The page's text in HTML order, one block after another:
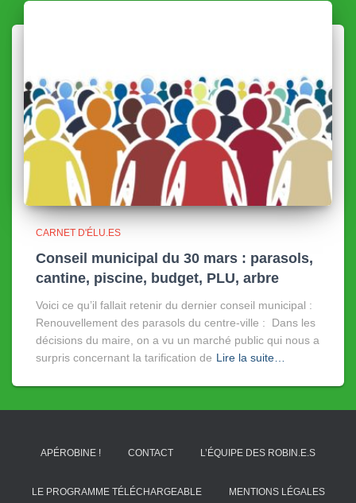
CARNET D'ÉLU.ES
Conseil municipal du 30 mars : parasols,
cantine, piscine, budget, PLU, arbre
Voici ce qu’il fallait retenir du dernier conseil municipal :
Renouvellement des parasols du centre-ville : Dans les
décisions du maire, on a vu un marché public qui nous a
surpris concernant la tarification de Lire la suite…
APÉROBINE ! CONTACT L’ÉQUIPE DES ROBIN.E.S
LE PROGRAMME TÉLÉCHARGEABLE MENTIONS LÉGALES